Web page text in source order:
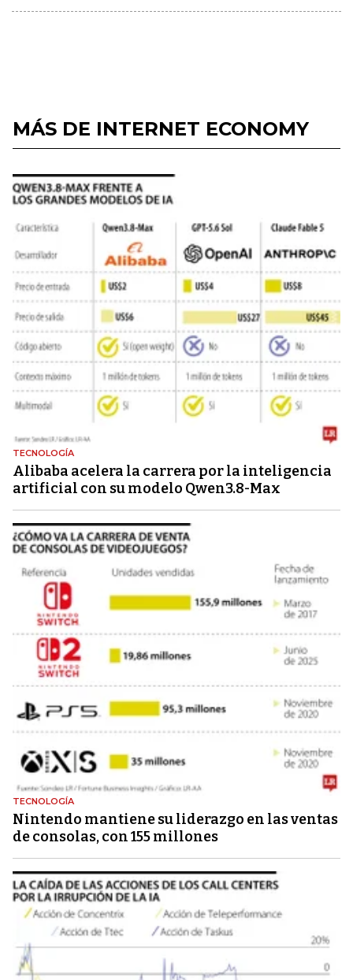
MÁS DE INTERNET ECONOMY
TECNOLOGÍA
Alibaba acelera la carrera por la inteligencia
artificial con su modelo Qwen3.8-Max
TECNOLOGÍA
Nintendo mantiene su liderazgo en las ventas
de consolas, con 155 millones